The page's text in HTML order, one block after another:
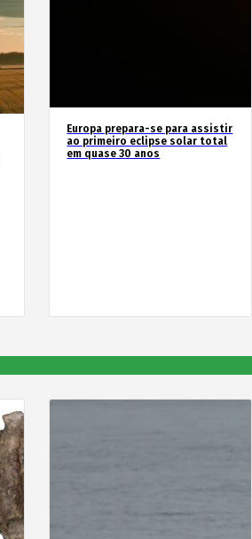
Europa prepara-se para assistir
ao primeiro eclipse solar total
em quase 30 anos